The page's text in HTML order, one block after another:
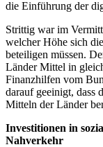
die Einführung der
Strittig war im
welcher Höhe sich
beteiligen müssen.
Länder Mittel in
Finanzhilfen vom
darauf geeinigt, dass
Mitteln der Länder
Investitionen in
Nahverkehr